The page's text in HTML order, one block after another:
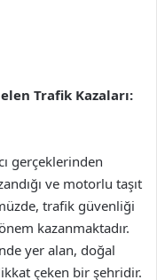
Trafik Kazaları:
gerçeklerinden
ve motorlu taşıt
trafik güvenliği
kazanmaktadır.
yer alan, doğal
çeken bir şehridir.